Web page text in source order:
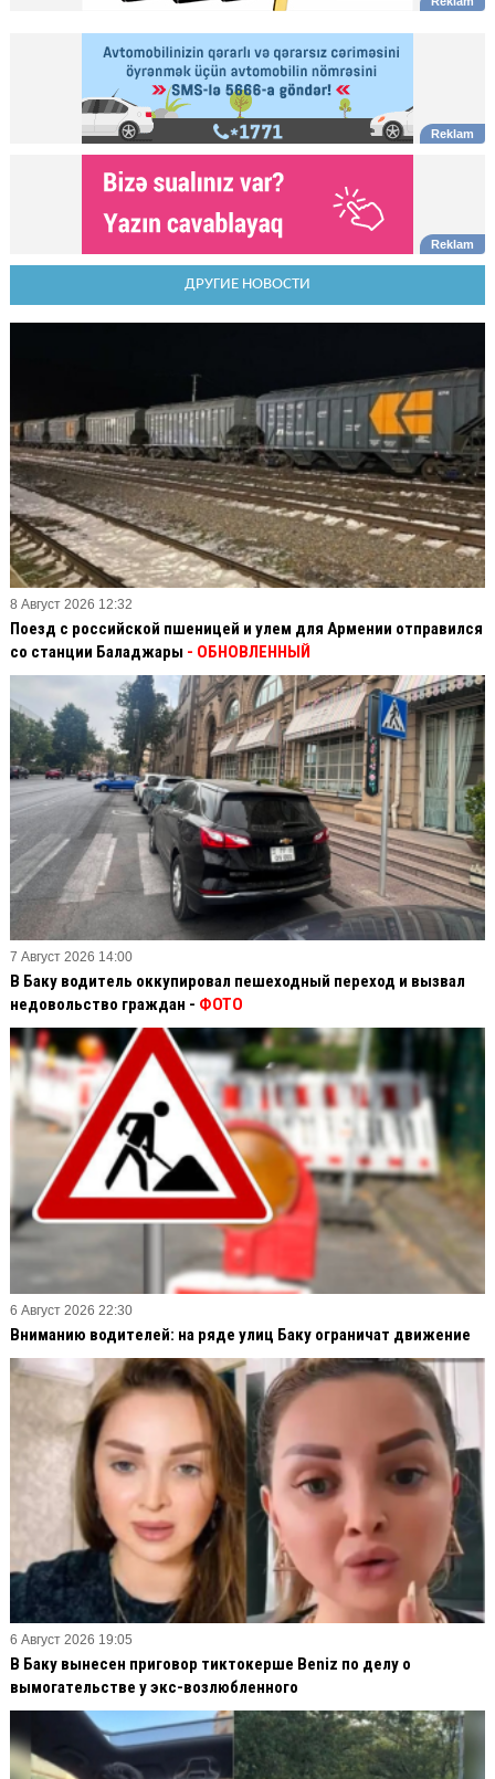
ДРУГИЕ НОВОСТИ
8 Август 2026 12:32
Поезд с российской пшеницей и улем для Армении отправился
со станции Баладжары - ОБНОВЛЕННЫЙ
7 Август 2026 14:00
В Баку водитель оккупировал пешеходный переход и вызвал
недовольство граждан - ФОТО
6 Август 2026 22:30
Вниманию водителей: на ряде улиц Баку ограничат движение
6 Август 2026 19:05
В Баку вынесен приговор тиктокерше Beniz по делу о
вымогательстве у экс-возлюбленного